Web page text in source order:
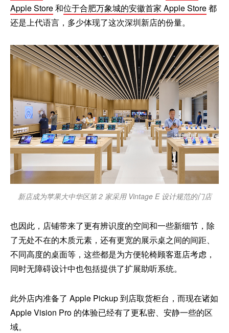
Apple Store和位于合肥万象城的安徽首家 Apple Store都
还是上代语言，多少体现了这次深圳新店的份量。
新店成为苹果大中华区第 2 家采用 Vintage E 设计规范的门店
也因此，店铺带来了更有辨识度的空间和一些新细节，除
了无处不在的木质元素，还有更宽的展示桌之间的间距、
不同高度的桌面等，这些都是为方便轮椅顾客逛店考虑，
同时无障碍设计中也包括提供了扩展助听系统。
此外店内准备了 Apple Pickup 到店取货柜台，而现在诸如
Apple Vision Pro 的体验已经有了更私密、安静一些的区
域。